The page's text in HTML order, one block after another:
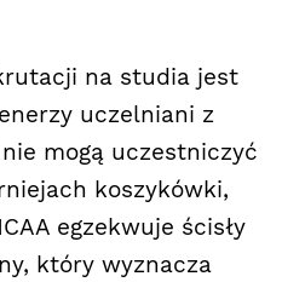
na studia jest
uczelniani z
mogą uczestniczyć
koszykówki,
egzekwuje ścisły
który wyznacza